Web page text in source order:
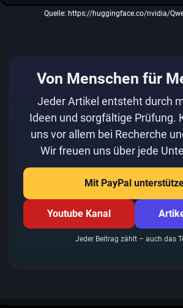
Quelle: https://huggingface.co/nvidia/
Von Menschen für
Jeder Artikel entsteht durch
Ideen und sorgfältige Prüfung.
uns vor allem bei Recherche
Wir freuen uns über jede
Mit PayPal
Youtube Kanal
Jeder Beitrag zählt – auch das